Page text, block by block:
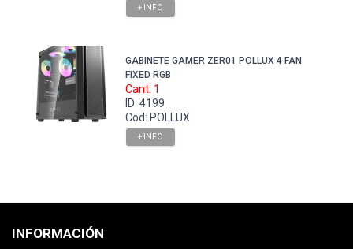
+ INFO
GABINETE GAMER ZER01 POLLUX 4 FAN
FIXED RGB
Cant: 1
ID: 4199
Cod: POLLUX
+ INFO
INFORMACIÓN